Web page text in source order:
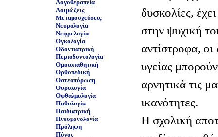
Λογοθεραπεία
Λοιμώξεις
Μεταμοσχεύσεις
Νευρολογία
Νεφρολογία
Ογκολογία
Οδοντιατρική
Περιοδοντολογία
Ομοιοπαθητική
Ορθοπεδική
Οστεοπόρωση
Ουρολογία
Οφθαλμολογία
Παθολογία
Παιδιατρική
Πνευμονολογία
Πρόληψη
Πόνος
δυσκολίες,
στην ψυχική
αντίστροφα, οι
υγείας
αρνητικά τις
ικανότητες.
Η σχολική